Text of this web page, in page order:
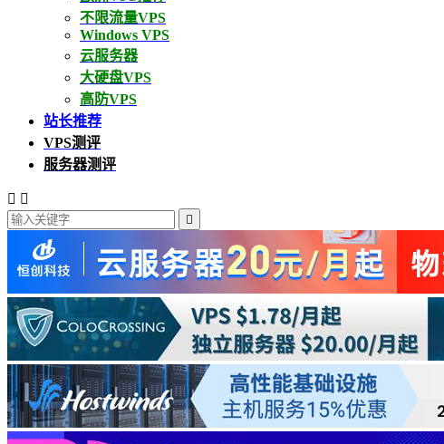
不限流量VPS
Windows VPS
云服务器
大硬盘VPS
高防VPS
站长推荐
VPS测评
服务器测评
 
